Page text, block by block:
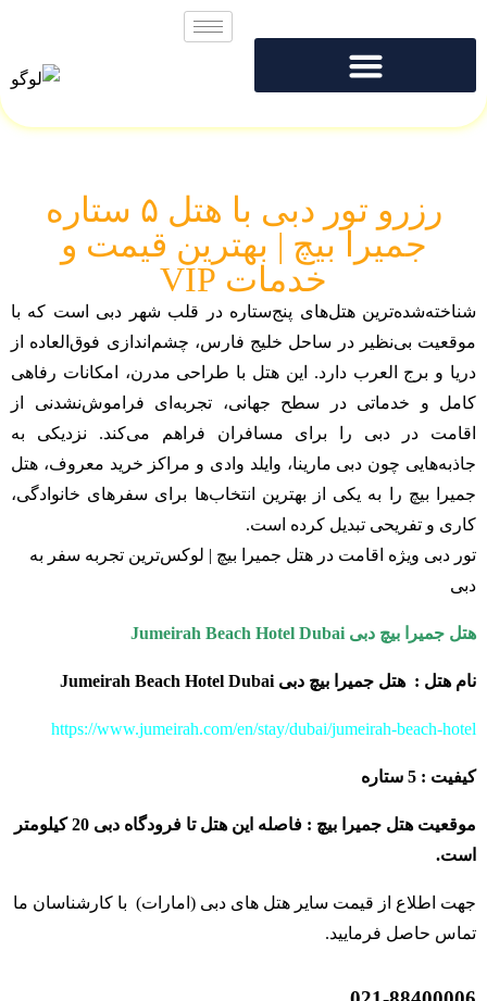
رزرو تور دبی با هتل ۵ ستاره
جمیرا بیچ | بهترین قیمت و
خدمات VIP
شناخته‌شده‌ترین هتل‌های پنج‌ستاره در قلب شهر دبی است که با
موقعیت بی‌نظیر در ساحل خلیج فارس، چشم‌اندازی فوق‌العاده از
دریا و برج العرب دارد. این هتل با طراحی مدرن، امکانات رفاهی
کامل و خدماتی در سطح جهانی، تجربه‌ای فراموش‌نشدنی از
اقامت در دبی را برای مسافران فراهم می‌کند. نزدیکی به
جاذبه‌هایی چون دبی مارینا، وایلد وادی و مراکز خرید معروف، هتل
جمیرا بیچ را به یکی از بهترین انتخاب‌ها برای سفرهای خانوادگی،
کاری و تفریحی تبدیل کرده است.
تور دبی ویژه اقامت در هتل جمیرا بیچ | لوکس‌ترین تجربه سفر به
دبی
هتل جمیرا بیچ دبی Jumeirah Beach Hotel Dubai
نام هتل : هتل جمیرا بیچ دبی Jumeirah Beach Hotel Dubai
https://www.jumeirah.com/en/stay/dubai/jumeirah-beach-hotel
کیفیت : 5 ستاره
موقعیت هتل جمیرا بیچ : فاصله این هتل تا فرودگاه دبی 20 کیلومتر
است.
جهت اطلاع از قیمت سایر هتل های دبی (امارات) با کارشناسان ما
تماس حاصل فرمایید.